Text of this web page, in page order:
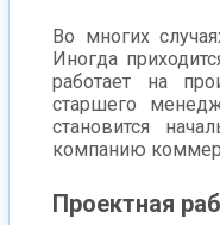
Во многих
Иногда
работает на
старшего
становится
компанию
Проектная